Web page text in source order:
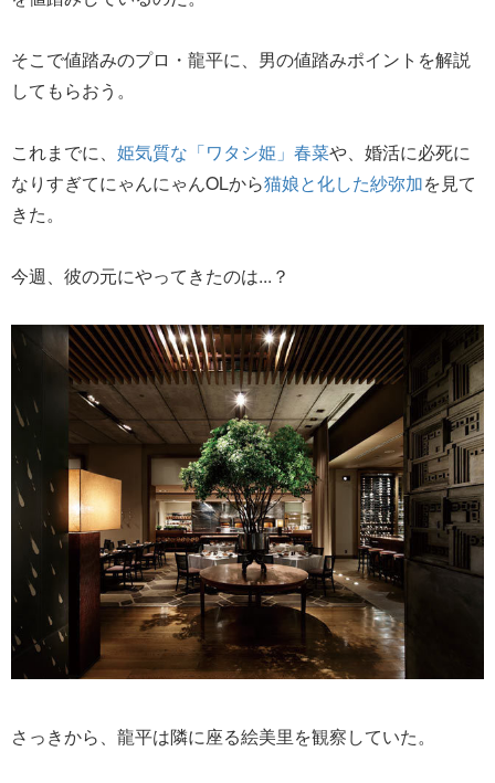
そこで値踏みのプロ・龍平に、男の値踏みポイントを解説
してもらおう。
これまでに、 姫気質な「ワタシ姫」春菜や、婚活に必死に
なりすぎてにゃんにゃんOLから猫娘と化した紗弥加を見て
きた。
今週、彼の元にやってきたのは...？
さっきから、龍平は隣に座る絵美里を観察していた。